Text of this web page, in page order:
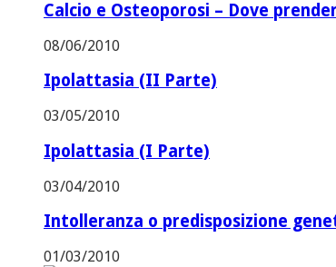
Calcio e Osteoporosi – Dove
08/06/2010
Ipolattasia (II Parte)
03/05/2010
Ipolattasia (I Parte)
03/04/2010
Intolleranza o predisposizione
01/03/2010